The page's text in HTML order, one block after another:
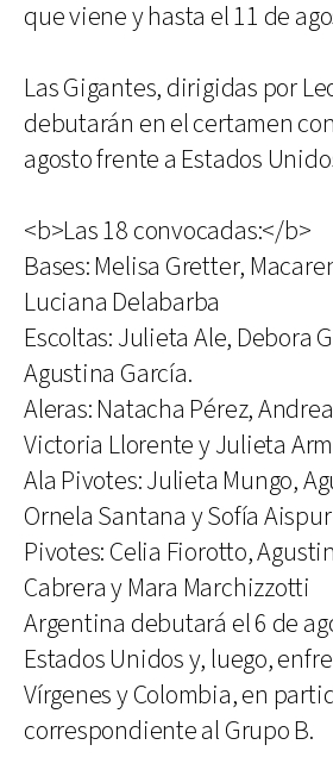
que viene y hasta el 11 de
Las Gigantes, dirigidas por
debutarán en el certamen
agosto frente a Estados
<b>Las 18 convocadas:</b>
Bases: Melisa Gretter,
Luciana Delabarba
Escoltas: Julieta Ale, Debora
Agustina García.
Aleras: Natacha Pérez,
Victoria Llorente y Julieta
Ala Pivotes: Julieta Mungo,
Ornela Santana y Sofía
Pivotes: Celia Fiorotto,
Cabrera y Mara Marchizzotti
Argentina debutará el 6 de
Estados Unidos y, luego,
Vírgenes y Colombia, en
correspondiente al Grupo B.